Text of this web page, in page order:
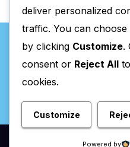
Valpaços
deliver personalized
traffic. You can
by clicking Customize.
consent or Reject All
cookies.
Customize
Powered by